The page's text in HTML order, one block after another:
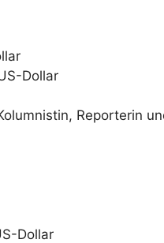
Dollar
Reporterin
Dollar